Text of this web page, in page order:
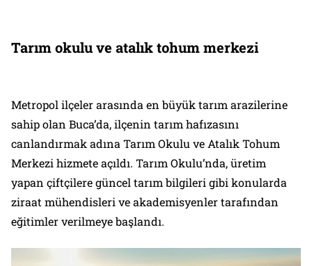
Tarım okulu ve atalık tohum merkezi
Metropol ilçeler arasında en büyük tarım arazilerine
sahip olan Buca’da, ilçenin tarım hafızasını
canlandırmak adına Tarım Okulu ve Atalık Tohum
Merkezi hizmete açıldı. Tarım Okulu’nda, üretim
yapan çiftçilere güncel tarım bilgileri gibi konularda
ziraat mühendisleri ve akademisyenler tarafından
eğitimler verilmeye başlandı.